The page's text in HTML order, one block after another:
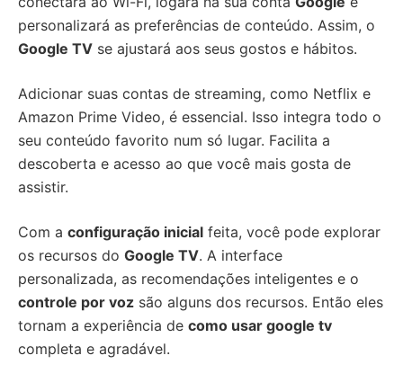
personalizará as preferências de conteúdo. Assim, o
Google TV se ajustará aos seus gostos e hábitos.
Adicionar suas contas de streaming, como Netflix e
Amazon Prime Video, é essencial. Isso integra todo o
seu conteúdo favorito num só lugar. Facilita a
descoberta e acesso ao que você mais gosta de
assistir.
Com a configuração inicial feita, você pode explorar
os recursos do Google TV. A interface
personalizada, as recomendações inteligentes e o
controle por voz são alguns dos recursos. Então eles
tornam a experiência de como usar google tv
completa e agradável.